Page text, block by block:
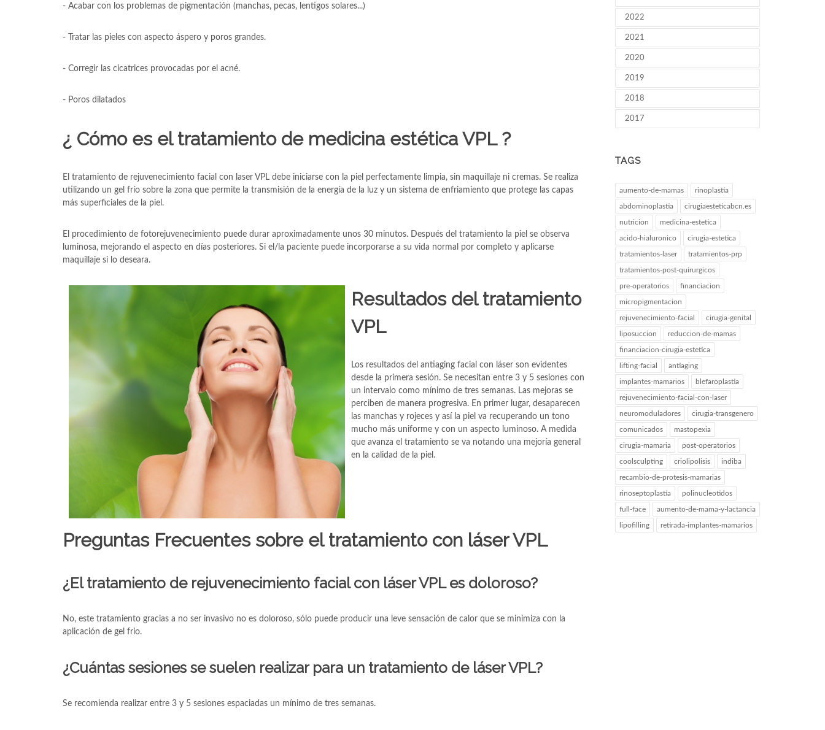
- Acabar con los problemas de pigmentación (manchas, pecas, lentigos solares...)
- Tratar las pieles con aspecto áspero y poros grandes.
- Corregir las cicatrices provocadas por el acné.
- Poros dilatados
¿ Cómo es el tratamiento de medicina estética VPL ?
El tratamiento de rejuvenecimiento facial con laser VPL debe iniciarse con la piel perfectamente limpia, sin maquillaje ni cremas. Se realiza
utilizando un gel frío sobre la zona que permite la transmisión de la energía de la luz y un sistema de enfriamiento que protege las capas
más superficiales de la piel.
El procedimiento de fotorejuvenecimiento puede durar aproximadamente unos 30 minutos. Después del tratamiento la piel se observa
luminosa, mejorando el aspecto en días posteriores. Si el/la paciente puede incorporarse a su vida normal por completo y aplicarse
maquillaje si lo deseara.
Resultados del tratamiento
VPL
Los resultados del antiaging facial con láser son evidentes
desde la primera sesión. Se necesitan entre 3 y 5 sesiones con
un intervalo como mínimo de tres semanas. Las mejoras se
perciben de manera progresiva. En primer lugar, desaparecen
las manchas y rojeces y así la piel va recuperando un tono
mucho más uniforme y con un aspecto luminoso. A medida
que avanza el tratamiento se va notando una mejoría general
en la calidad de la piel.
Preguntas Frecuentes sobre el tratamiento con láser VPL
¿El tratamiento de rejuvenecimiento facial con láser VPL es doloroso?
No, este tratamiento gracias a no ser invasivo no es doloroso, sólo puede producir una leve sensación de calor que se minimiza con la
aplicación de gel frio.
¿Cuántas sesiones se suelen realizar para un tratamiento de láser VPL?
Se recomienda realizar entre 3 y 5 sesiones espaciadas un mínimo de tres semanas.
2022
2021
2020
2019
2018
2017
TAGS
aumento-de-mamas rinoplastia
abdominoplastia cirugiaesteticabcn.es
nutricion medicina-estetica
acido-hialuronico cirugia-estetica
tratamientos-laser tratamientos-prp
tratamientos-post-quirurgicos
pre-operatorios financiacion
micropigmentacion
rejuvenecimiento-facial cirugia-genital
liposuccion reduccion-de-mamas
financiacion-cirugia-estetica
lifting-facial antiaging
implantes-mamarios blefaroplastia
rejuvenecimiento-facial-con-laser
neuromoduladores cirugia-transgenero
comunicados mastopexia
cirugia-mamaria post-operatorios
coolsculpting criolipolisis indiba
recambio-de-protesis-mamarias
rinoseptoplastia polinucleotidos
full-face aumento-de-mama-y-lactancia
lipofilling retirada-implantes-mamarios